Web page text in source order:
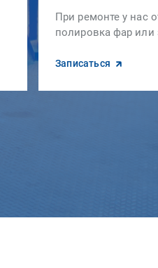
При ремонте у нас
полировка фар или
Записаться